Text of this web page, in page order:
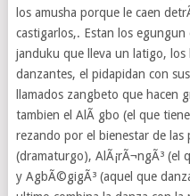
los amusha porque le caen
castigarlos,. Estan los
janduku que lleva un latigo,
danzantes, el pidapidan con
llamados zangbeto que hacen
tambien el AlÃ gbo (el que
rezando por el bienestar de las
(dramaturgo), AlÃ¡rÃ¬ngÃ³ (el
y AgbÃ©gigÃ³ (aquel que